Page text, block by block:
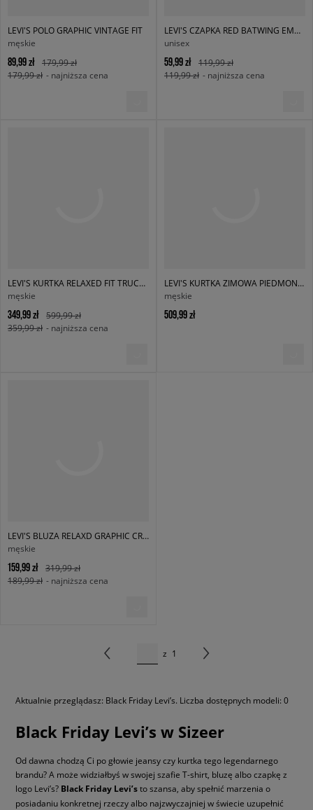
LEVI'S POLO GRAPHIC VINTAGE FIT
męskie
89,99 zł
179,99 zł
179,99 zł - najniższa cena
LEVI'S CZAPKA RED BATWING EMBROIDERED BEANIE
unisex
59,99 zł
119,99 zł
119,99 zł - najniższa cena
LEVI'S KURTKA RELAXED FIT TRUCKER MED INDIGO
męskie
349,99 zł
599,99 zł
359,99 zł - najniższa cena
LEVI'S KURTKA ZIMOWA PIEDMONT SHORT RED BW GREENS
męskie
509,99 zł
LEVI'S BLUZA RELAXD GRAPHIC CREW NEUTRALS
męskie
159,99 zł
319,99 zł
189,99 zł - najniższa cena
z 1
Aktualnie przeglądasz: Black Friday Levi’s. Liczba dostępnych modeli: 0
Black Friday Levi’s w Sizeer
Od dawna chodzą Ci po głowie jeansy czy kurtka tego legendarnego
brandu? A może widziałbyś w swojej szafie T-shirt, bluzę albo czapkę z
logo Levi’s? Black Friday Levi’sto szansa, aby spełnić marzenia o
posiadaniu konkretnej rzeczy albo najzwyczajniej w świecie uzupełnić